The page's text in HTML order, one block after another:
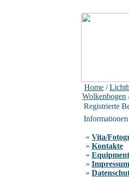
Home /
Wolkenbogen
Registrierte
Informationen
» Vita/
» Kontakte
» Equipment
» Impressum
»